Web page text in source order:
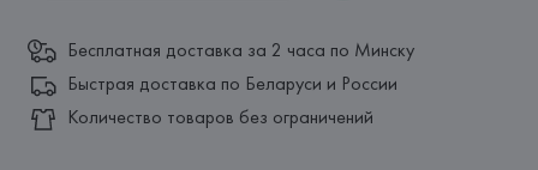
Бесплатная доставка за 2 часа по Минску
Быстрая доставка по Беларуси и России
Количество товаров без ограничений